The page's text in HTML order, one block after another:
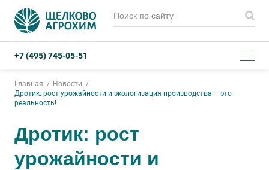
+7 (495) 745-05-51
Главная
Новости
Дротик: рост урожайности и экологизация производства – это
реальность!
Дротик: рост
урожайности и